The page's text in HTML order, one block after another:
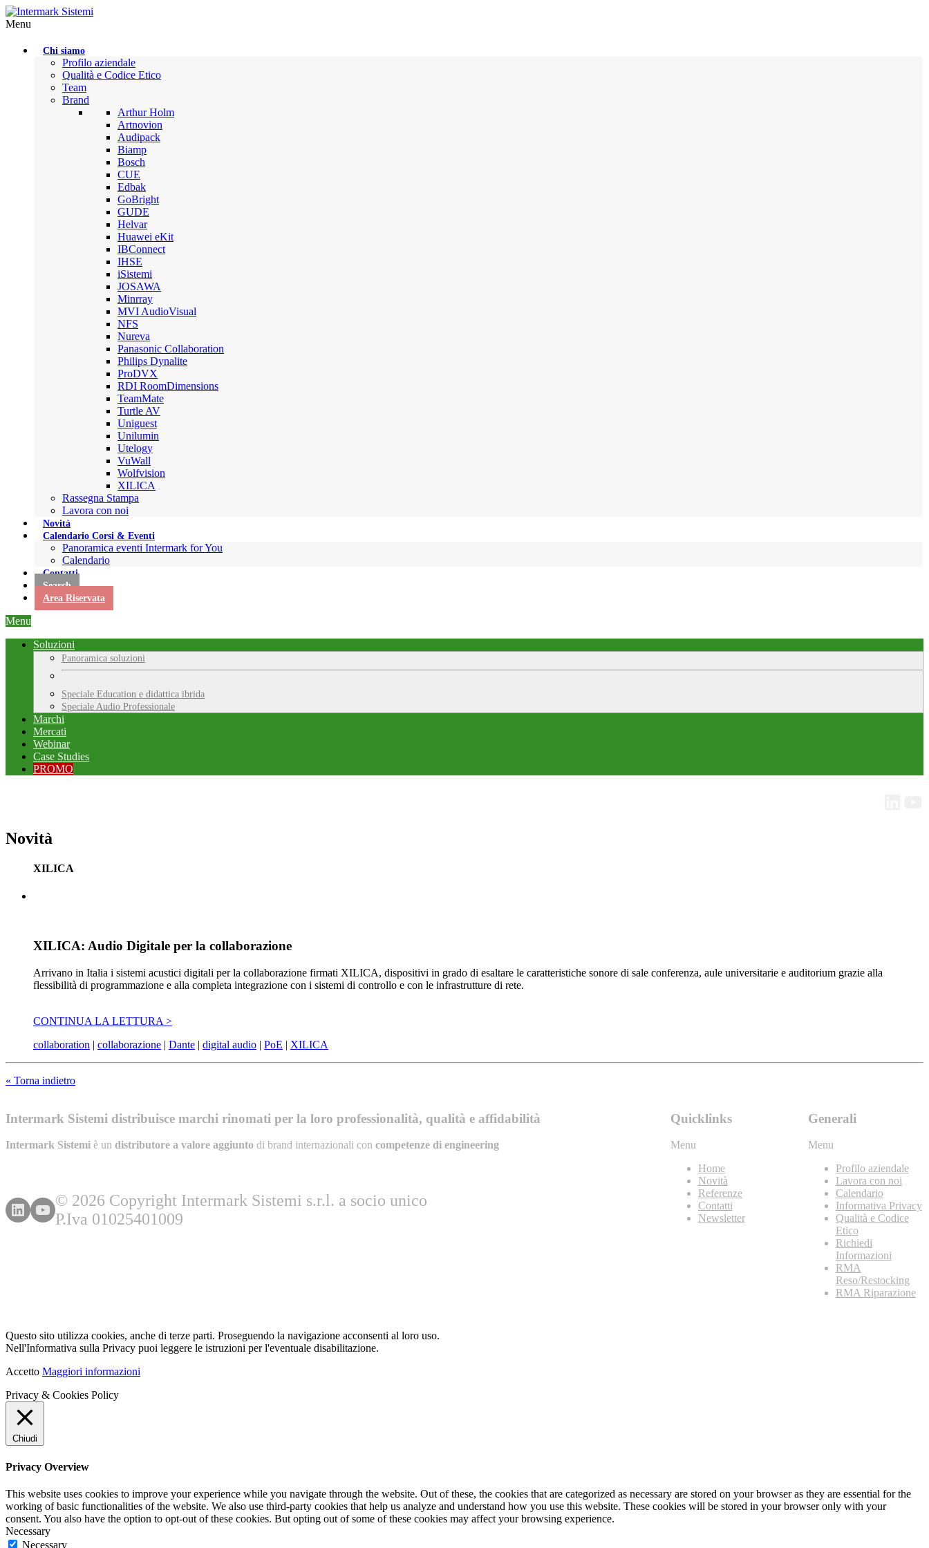
Menu
Chi siamo
Profilo aziendale
Qualità e Codice Etico
Team
Brand
Arthur Holm
Artnovion
Audipack
Biamp
Bosch
CUE
Edbak
GoBright
GUDE
Helvar
Huawei eKit
IBConnect
IHSE
iSistemi
JOSAWA
Minrray
MVI AudioVisual
NFS
Nureva
Panasonic Collaboration
Philips Dynalite
ProDVX
RDI RoomDimensions
TeamMate
Turtle AV
Uniguest
Unilumin
Utelogy
VuWall
Wolfvision
XILICA
Rassegna Stampa
Lavora con noi
Novità
Calendario Corsi & Eventi
Panoramica eventi Intermark for You
Calendario
Contatti
Search
Area Riservata
Menu
Soluzioni
Panoramica soluzioni
Speciale Education e didattica ibrida
Speciale Audio Professionale
Marchi
Mercati
Webinar
Case Studies
PROMO
Novità
XILICA
XILICA: Audio Digitale per la collaborazione
Arrivano in Italia i sistemi acustici digitali per la collaborazione firmati XILICA, dispositivi in grado di esaltare le caratteristiche sonore di sale conferenza, aule universitarie e auditorium grazie alla
flessibilità di programmazione e alla completa integrazione con i sistemi di controllo e con le infrastrutture di rete.
CONTINUA LA LETTURA >
collaboration | collaborazione | Dante | digital audio | PoE | XILICA
« Torna indietro
Intermark Sistemi distribuisce marchi rinomati per la loro professionalità, qualità e affidabilità
Intermark Sistemi è un distributore a valore aggiunto di brand internazionali con competenze di engineering
© 2026 Copyright Intermark Sistemi s.r.l. a socio unico
P.Iva 01025401009
Quicklinks
Menu
Home
Novità
Referenze
Contatti
Newsletter
Generali
Menu
Profilo aziendale
Lavora con noi
Calendario
Informativa Privacy
Qualità e Codice
Etico
Richiedi
Informazioni
RMA
Reso/Restocking
RMA Riparazione
Questo sito utilizza cookies, anche di terze parti. Proseguendo la navigazione acconsenti al loro uso.
Nell'Informativa sulla Privacy puoi leggere le istruzioni per l'eventuale disabilitazione.
Accetto Maggiori informazioni
Privacy & Cookies Policy
Chiudi
Privacy Overview
This website uses cookies to improve your experience while you navigate through the website. Out of these, the cookies that are categorized as necessary are stored on your browser as they are essential for the
working of basic functionalities of the website. We also use third-party cookies that help us analyze and understand how you use this website. These cookies will be stored in your browser only with your
consent. You also have the option to opt-out of these cookies. But opting out of some of these cookies may affect your browsing experience.
Necessary
Necessary